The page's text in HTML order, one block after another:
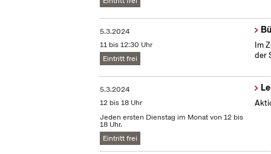
5.3.2024
11 bis 12:30 Uhr
Eintritt frei
Im
der
5.3.2024
12 bis 18 Uhr
Jeden ersten Dienstag im Monat von 12 bis
18 Uhr.
Eintritt frei